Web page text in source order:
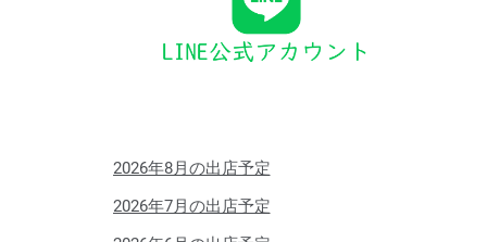
2026年8月の出店予定
2026年7月の出店予定